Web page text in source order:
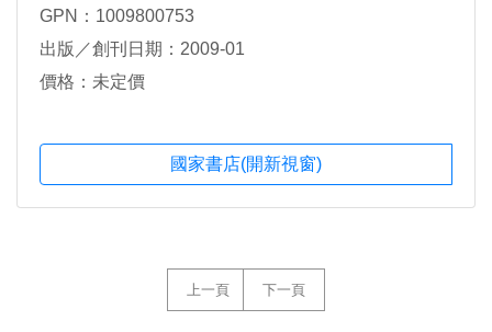
GPN：1009800753
出版／創刊日期：2009-01
價格：未定價
國家書店(開新視窗)
上一頁 下一頁